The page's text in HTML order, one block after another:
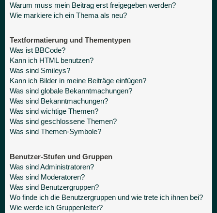
Warum muss mein Beitrag erst freigegeben werden?
Wie markiere ich ein Thema als neu?
Textformatierung und Thementypen
Was ist BBCode?
Kann ich HTML benutzen?
Was sind Smileys?
Kann ich Bilder in meine Beiträge einfügen?
Was sind globale Bekanntmachungen?
Was sind Bekanntmachungen?
Was sind wichtige Themen?
Was sind geschlossene Themen?
Was sind Themen-Symbole?
Benutzer-Stufen und Gruppen
Was sind Administratoren?
Was sind Moderatoren?
Was sind Benutzergruppen?
Wo finde ich die Benutzergruppen und wie trete ich ihnen bei?
Wie werde ich Gruppenleiter?